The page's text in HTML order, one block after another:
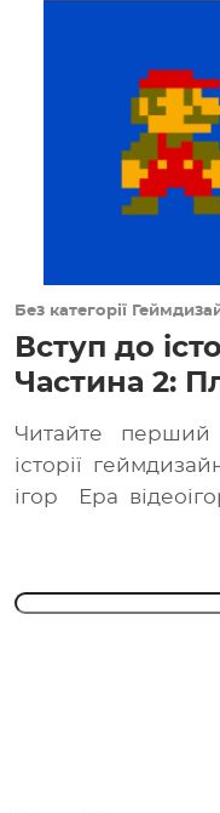
Без категорії
Вступ до
Частина 2:
Читайте перший
історії
ігор Ера